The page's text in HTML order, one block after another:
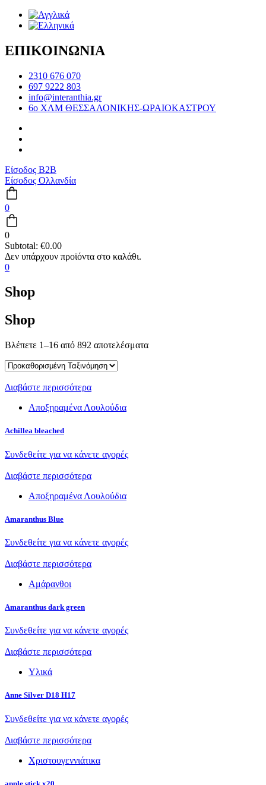
ΕΠΙΚΟΙΝΩΝΙΑ
2310 676 070
697 9222 803
info@interanthia.gr
6ο ΧΛΜ ΘΕΣΣΑΛΟΝΙΚΗΣ-ΩΡΑΙΟΚΑΣΤΡΟΥ
Είσοδος B2B
Είσοδος Ολλανδία
0
0
Subtotal: €0.00
0
Shop
Shop
Βλέπετε 1–16 από 892 αποτελέσματα
Διαβάστε περισσότερα
Αποξηραμένα Λουλούδια
Achillea bleached
Συνδεθείτε για να κάνετε αγορές
Διαβάστε περισσότερα
Αποξηραμένα Λουλούδια
Amaranthus Blue
Συνδεθείτε για να κάνετε αγορές
Διαβάστε περισσότερα
Αμάρανθοι
Amaranthus dark green
Συνδεθείτε για να κάνετε αγορές
Διαβάστε περισσότερα
Υλικά
Anne Silver D18 H17
Συνδεθείτε για να κάνετε αγορές
Διαβάστε περισσότερα
Χριστουγεννιάτικα